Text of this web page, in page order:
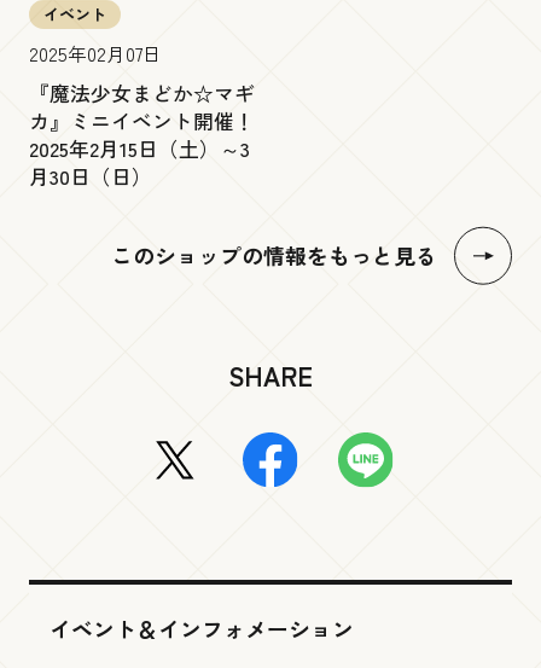
イベント
2025年02月07日
『魔法少女まどか☆マギ
カ』ミニイベント開催！
2025年2月15日（土）～3
月30日（日）
このショップの情報をもっと見る
SHARE
イベント＆インフォメーション